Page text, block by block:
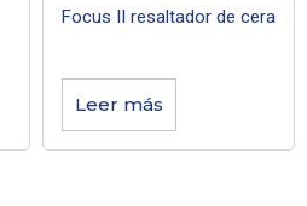
Focus II resaltador de cera
Leer más